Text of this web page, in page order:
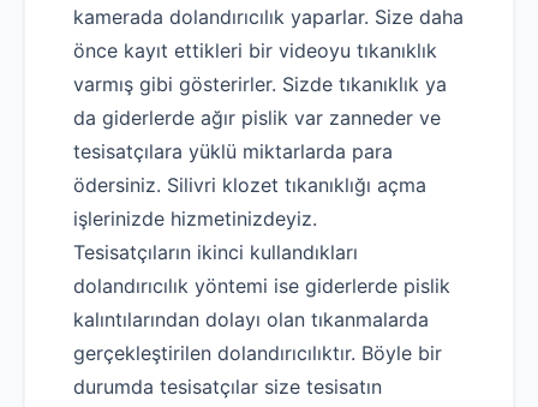
kamerada dolandırıcılık yaparlar. Size daha
önce kayıt ettikleri bir videoyu tıkanıklık
varmış gibi gösterirler. Sizde tıkanıklık ya
da giderlerde ağır pislik var zanneder ve
tesisatçılara yüklü miktarlarda para
ödersiniz. Silivri klozet tıkanıklığı açma
işlerinizde hizmetinizdeyiz.
Tesisatçıların ikinci kullandıkları
dolandırıcılık yöntemi ise giderlerde pislik
kalıntılarından dolayı olan tıkanmalarda
gerçekleştirilen dolandırıcılıktır. Böyle bir
durumda tesisatçılar size tesisatın